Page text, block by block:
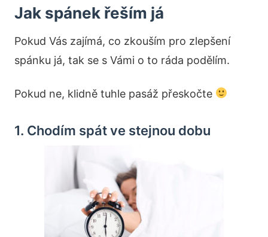
Jak spánek řeším já
Pokud Vás zajímá, co zkouším pro zlepšení
spánku já, tak se s Vámi o to ráda podělím.
Pokud ne, klidně tuhle pasáž přeskočte
1. Chodím spát ve stejnou dobu